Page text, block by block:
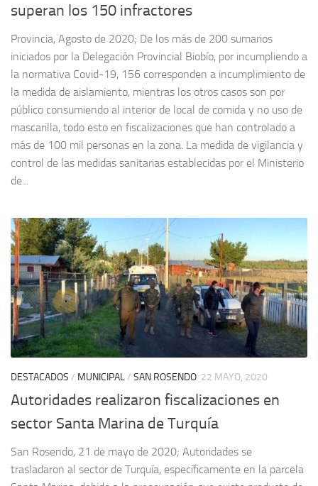
superan los 150 infractores
Provincia, Agosto de 2020; De los más de 200 sumarios
iniciados por la Delegación Provincial Biobío, por incumpliendo a
la normativa Covid-19, 156 corresponden a incumplimiento de
la medida de aislamiento, mientras los otros casos son por
público consumiendo al interior de local de comida y no uso de
mascarilla, todo esto en fiscalizaciones que han controlado a
más de 100 mil personas en la zona. La medida de vigilancia y
control de las medidas sanitarias establecidas por el Ministerio
de...
DESTACADOS / MUNICIPAL/ SAN ROSENDO 22 MAYO, 2020
Autoridades realizaron fiscalizaciones en
sector Santa Marina de Turquía
San Rosendo, 21 de mayo de 2020; Autoridades se
trasladaron al sector de Turquía, específicamente en la parcela